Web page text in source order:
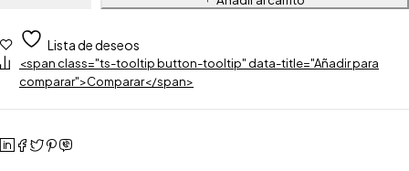
Lista de deseos
<span class="ts-tooltip button-tooltip" data-title="Añadir para
comparar">Comparar</span>